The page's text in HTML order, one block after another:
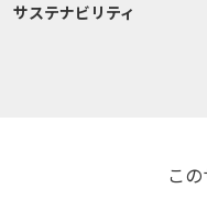
サステナビリティ
こ